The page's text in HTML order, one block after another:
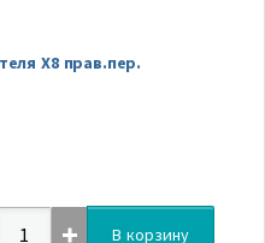
Х8 прав.пер.
В корзину